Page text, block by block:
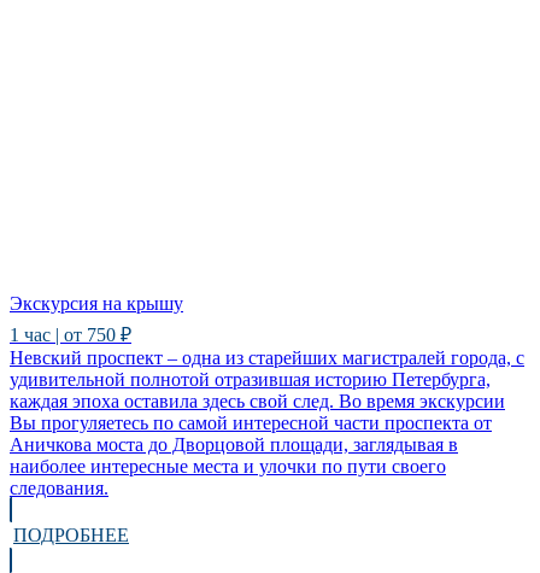
Экскурсия на крышу
1 час | от 750 ₽
Невский проспект – одна из старейших магистралей города, с
удивительной полнотой отразившая историю Петербурга,
каждая эпоха оставила здесь свой след. Во время экскурсии
Вы прогуляетесь по самой интересной части проспекта от
Аничкова моста до Дворцовой площади, заглядывая в
наиболее интересные места и улочки по пути своего
следования.
ПОДРОБНЕЕ